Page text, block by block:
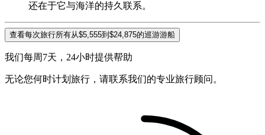
还在于它与海洋的持久联系。
查看每次旅行所有从$5,555到$24,875的巡游游船
我们每周7天，24小时提供帮助
无论您何时计划旅行，请联系我们的专业旅行顾问。